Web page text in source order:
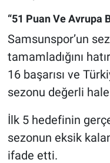
“51 Puan Ve Avrupa
Samsunspor’un
tamamladığını
16 başarısı ve
sezonu değerli
İlk 5 hedefinin
sezonun eksik
ifade etti.